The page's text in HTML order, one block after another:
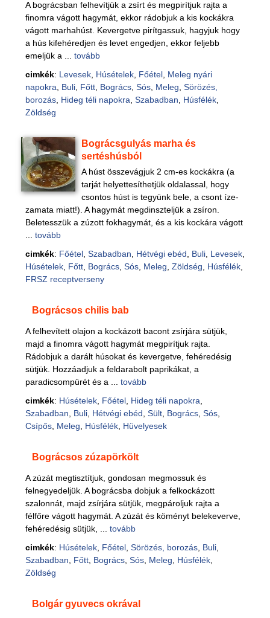
A bográcsban felhevítjük a zsírt és megpirítjuk rajta a
finomra vágott hagymát, ekkor rádobjuk a kis kockákra
vágott marhahúst. Kevergetve pirítgassuk, hagyjuk hogy
a hús kifehéredjen és levet engedjen, ekkor feljebb
emeljük a ... tovább
cimkék: Levesek, Húsételek, Főétel, Meleg nyári
napokra
Buli, Főtt, Bogrács, Sós, Meleg Sörözés,
borozás, Hideg téli napokra Szabadban Húsfélék,
Zöldség
Bográcsgulyás marha és
sertéshúsból
A húst összevágjuk 2 cm-es kockákra (a
tarját helyettesíthetjük oldalassal, hogy
csontos húst is tegyünk bele, a csont íze-
zamata miatt!). A hagymát megdinszteljük a zsíron.
Beletesszük a zúzott fokhagymát, és a kis kockára vágott
tovább
cimkék: Főétel, Szabadban Hétvégi ebéd Buli, Levesek,
Húsételek, Főtt, Bogrács, Sós, Meleg Zöldség Húsfélék,
FRSZ receptverseny
Bográcsos chilis bab
A felhevített olajon a kockázott bacont zsírjára sütjük,
majd a finomra vágott hagymát megpirítjuk rajta.
Rádobjuk a darált húsokat és kevergetve, fehéredésig
sütjük. Hozzáadjuk a feldarabolt paprikákat, a
paradicsompürét és a ... tovább
cimkék: Húsételek, Főétel, Hideg téli napokra
Szabadban
Buli, Hétvégi ebéd Sült, Bogrács, Sós,
Csípős, Meleg Húsfélék, Hüvelyesek
Bográcsos zúzapörkölt
A zúzát megtisztítjuk, gondosan megmossuk és
felnegyedeljük. A bográcsba dobjuk a felkockázott
szalonnát, majd zsírjára sütjük, megpároljuk rajta a
félfőre vágott hagymát. A zúzát és köményt belekeverve,
fehéredésig sütjük, ... tovább
cimkék: Húsételek, Főétel, Sörözés, borozás, Buli,
Szabadban
Főtt, Bogrács, Sós, Meleg Húsfélék,
Zöldség
Bolgár gyuvecs okrával